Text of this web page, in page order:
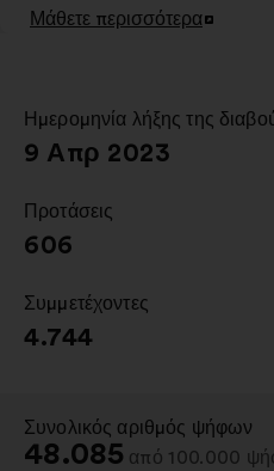
Μάθετε περισσότερα
Άνοιγμα
καρτέλα
Ημερομηνία λήξης της
:
9 Απρ 2023
Προτάσεις
606
Συμμετέχοντες
:
4.744
Συνολικός αριθμός ψήφων
:
48.085 από 100.000